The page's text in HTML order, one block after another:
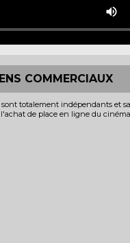
COMMERCIAUX
totalement indépendants et
de place en ligne du